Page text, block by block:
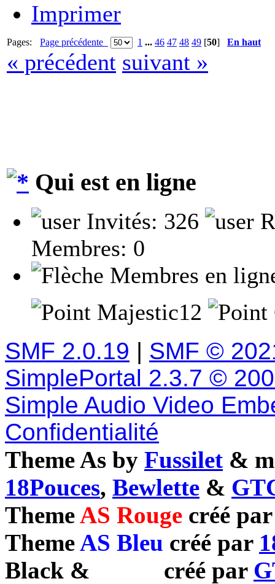
Imprimer
Pages: Page précédente 1 ... 46 47 48 49 [50] En haut
« précédent suivant »
Qui est en ligne
Invités: 326
Membres: 0
Membres en
Majestic12
SMF 2.0.19 | SMF ©
SimplePortal 2.3.7 ©
Simple Audio Video
Confidentialité
Theme As by Fussilet &
18Pouces, Bewlette &
ThemeAS Rouge créé
ThemeAS Bleu créé par
Black & créé par